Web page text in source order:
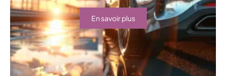
En savoir plus